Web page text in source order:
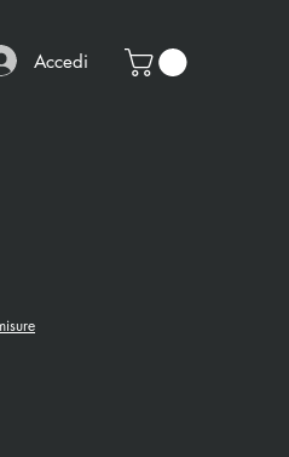
Accedi